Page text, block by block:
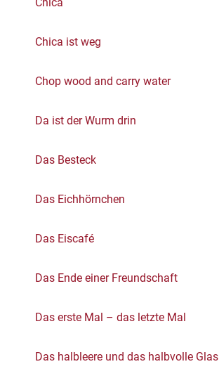
Chica
Chica ist weg
Chop wood and carry water
Da ist der Wurm drin
Das Besteck
Das Eichhörnchen
Das Eiscafé
Das Ende einer Freundschaft
Das erste Mal – das letzte Mal
Das halbleere und das halbvolle Glas